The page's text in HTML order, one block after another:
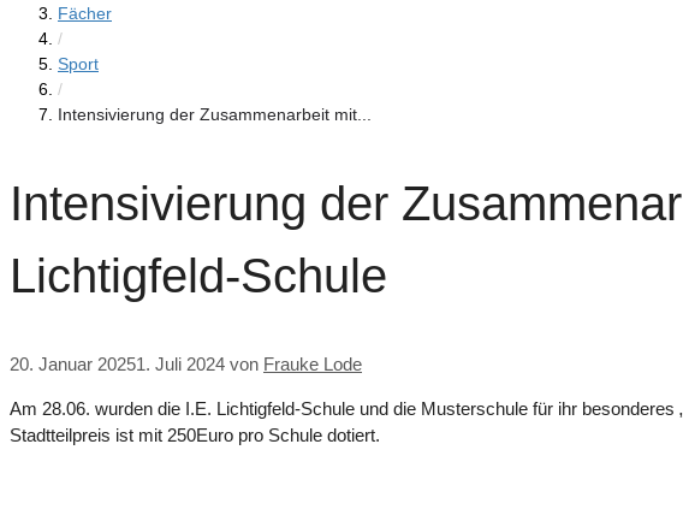
Fächer
/
Sport
/
Intensivierung der Zusammenarbeit mit...
Intensivierung der
Lichtigfeld-Schule
20. Januar 20251. Juli 2024 von Frauke Lode
Am 28.06. wurden die I.E. Lichtigfeld-Schule und die Musterschule für ihr
Stadtteilpreis ist mit 250Euro pro Schule dotiert.